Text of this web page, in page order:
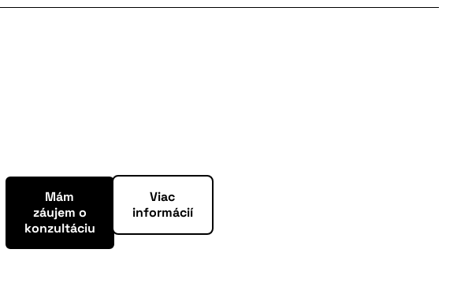
Mám
záujem o
konzultáciu
Viac
informácií